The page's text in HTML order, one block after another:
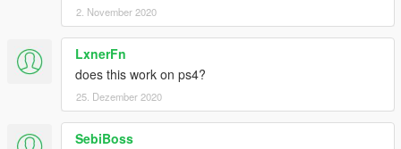
2. November 2020
LxnerFn
does this work on ps4?
25. Dezember 2020
SebiBoss